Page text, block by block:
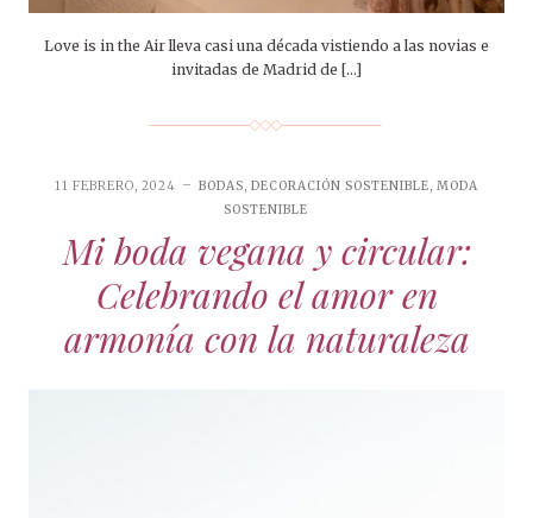
Love is in the Air lleva casi una década vistiendo a las novias e
invitadas de Madrid de […]
11 FEBRERO, 2024 BODAS, DECORACIÓN SOSTENIBLE,MODA
SOSTENIBLE
Mi boda vegana y circular:
Celebrando el amor en
armonía con la naturaleza